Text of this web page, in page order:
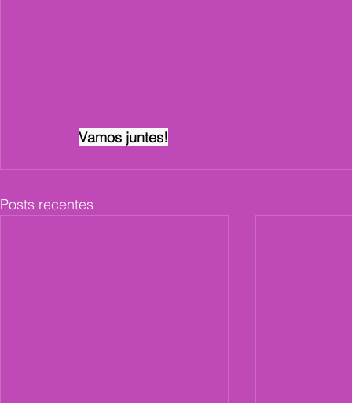
Vamos juntes!
Posts recentes